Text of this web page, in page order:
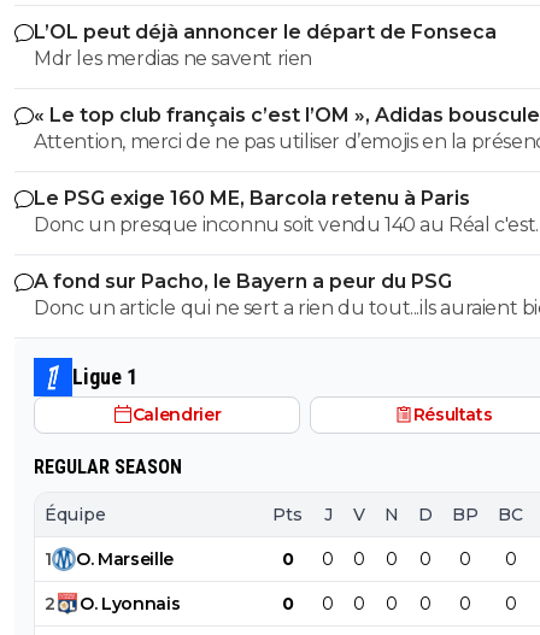
L’OL peut déjà annoncer le départ de Fonseca
Mdr les merdias ne savent rien
« Le top club français c’est l’OM », Adidas
PSG
Attention, merci de ne pas utiliser d’emojis en la
Raymond Q qui a un traumatisme de l enfance lié à ces
derniers; pour le soutenir, vous pouvez adhérer à son
association se prétendant faire partie d’une « élite »
se refusant catégoriquement l utilisation d emojis bien
populaire à son goût et surtout incompréhensible
gros globes oculaires de sardine. Cordialement.
Le PSG exige 160 ME, Barcola retenu à Paris
Donc un presque inconnu soit vendu 140 au Réal c'est
normal et un double détenteur de la LDC soit à un
faiblard normal ?? Messieurs les anglais allez vous faire
A fond sur Pacho, le Bayern a peur du PSG
Donc un article qui ne sert a rien du tout...ils auraient
voulu mais finalement non...je peux en écrire 200 des
comme ca !
Ligue 1
Calendrier Résultats
REGULAR SEASON
Équipe Pts J V N D BP BC
1 O. Marseille 0 0 0 0 0 0 0
2 O. Lyonnais 0 0 0 0 0 0 0